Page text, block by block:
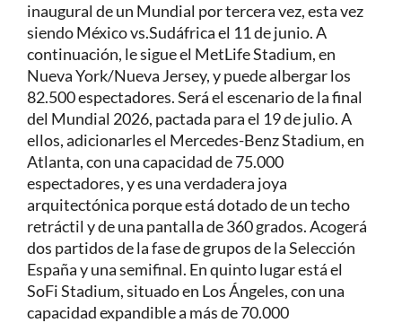
inaugural de un Mundial por tercera vez, esta vez
siendo México vs.Sudáfrica el 11 de junio. A
continuación, le sigue el MetLife Stadium, en
Nueva York/Nueva Jersey, y puede albergar los
82.500 espectadores. Será el escenario de la final
del Mundial 2026, pactada para el 19 de julio. A
ellos, adicionarles el Mercedes-Benz Stadium, en
Atlanta, con una capacidad de 75.000
espectadores, y es una verdadera joya
arquitectónica porque está dotado de un techo
retráctil y de una pantalla de 360 grados. Acogerá
dos partidos de la fase de grupos de la Selección
España y una semifinal. En quinto lugar está el
SoFi Stadium, situado en Los Ángeles, con una
capacidad expandible a más de 70.000